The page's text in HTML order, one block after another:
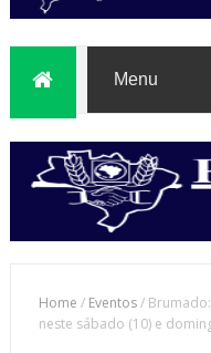
Home / Eventos/
neste sábado (10) e